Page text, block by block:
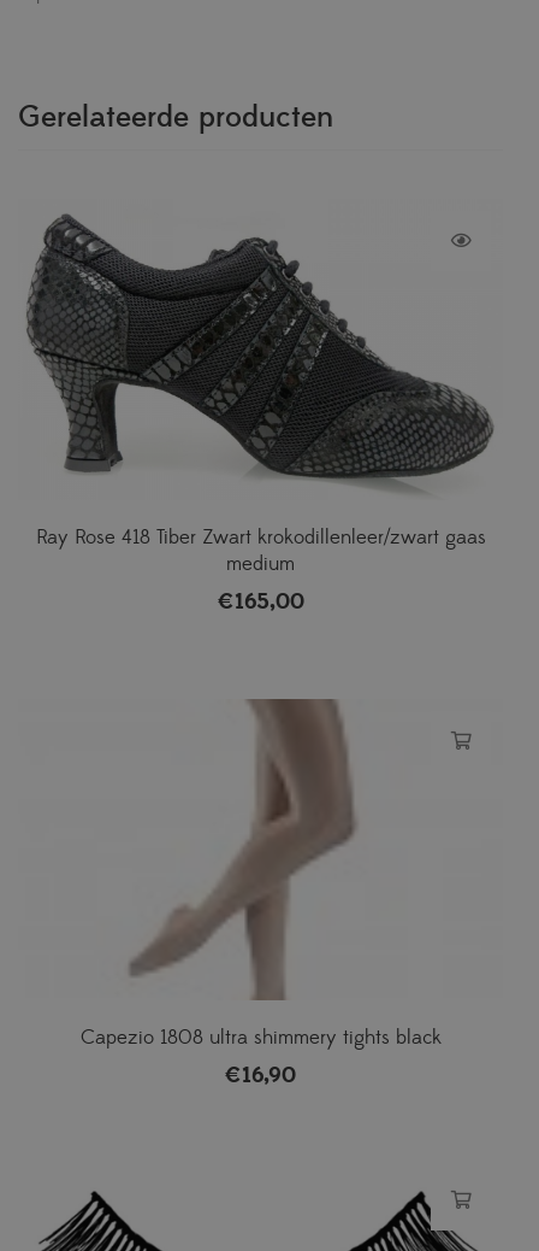
Gerelateerde producten
Ray Rose 418 Tiber Zwart krokodillenleer/zwart gaas
medium
€165,00
Capezio 1808 ultra shimmery tights black
€16,90